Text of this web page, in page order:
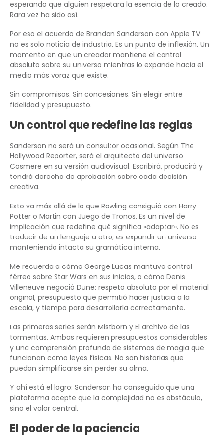
esperando que alguien respetara la esencia de lo creado.
Rara vez ha sido así.
Por eso el acuerdo de Brandon Sanderson con Apple TV
no es solo noticia de industria. Es un punto de inflexión. Un
momento en que un creador mantiene el control
absoluto sobre su universo mientras lo expande hacia el
medio más voraz que existe.
Sin compromisos. Sin concesiones. Sin elegir entre
fidelidad y presupuesto.
Un control que redefine las reglas
Sanderson no será un consultor ocasional. Según The
Hollywood Reporter, será el arquitecto del universo
Cosmere en su versión audiovisual. Escribirá, producirá y
tendrá derecho de aprobación sobre cada decisión
creativa.
Esto va más allá de lo que Rowling consiguió con Harry
Potter o Martin con Juego de Tronos. Es un nivel de
implicación que redefine qué significa «adaptar». No es
traducir de un lenguaje a otro; es expandir un universo
manteniendo intacta su gramática interna.
Me recuerda a cómo George Lucas mantuvo control
férreo sobre Star Wars en sus inicios, o cómo Denis
Villeneuve negoció Dune: respeto absoluto por el material
original, presupuesto que permitió hacer justicia a la
escala, y tiempo para desarrollarla correctamente.
Las primeras series serán Mistborn y El archivo de las
tormentas. Ambas requieren presupuestos considerables
y una comprensión profunda de sistemas de magia que
funcionan como leyes físicas. No son historias que
puedan simplificarse sin perder su alma.
Y ahí está el logro: Sanderson ha conseguido que una
plataforma acepte que la complejidad no es obstáculo,
sino el valor central.
El poder de la paciencia